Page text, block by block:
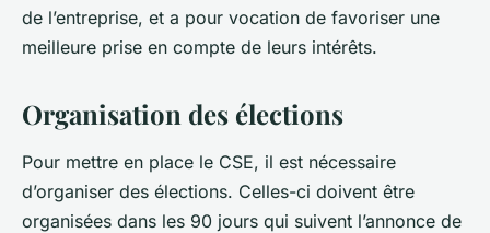
de l’entreprise, et a pour vocation de favoriser une
meilleure prise en compte de leurs intérêts.
Organisation des élections
Pour mettre en place le CSE, il est nécessaire
d’organiser des élections. Celles-ci doivent être
organisées dans les 90 jours qui suivent l’annonce de